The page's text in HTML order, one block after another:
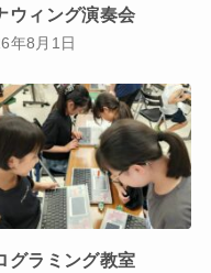
ウィング演奏会
年8月1日
グラミング教室